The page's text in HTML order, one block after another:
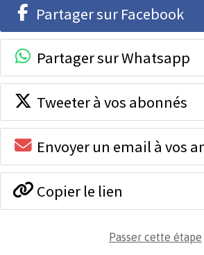
Partager sur Facebook
Partager sur Whatsapp
Tweeter à vos abonnés
Envoyer un email à vos
Copier le lien
Passer cette étape